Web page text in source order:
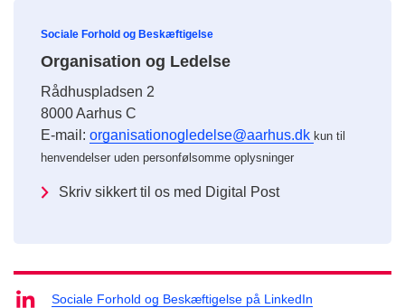
Sociale Forhold og Beskæftigelse
Organisation og Ledelse
Rådhuspladsen 2
8000 Aarhus C
E-mail: organisationogledelse@aarhus.dk kun til
henvendelser uden personfølsomme oplysninger
Skriv sikkert til os med Digital Post
Sociale Forhold og Beskæftigelse på LinkedIn